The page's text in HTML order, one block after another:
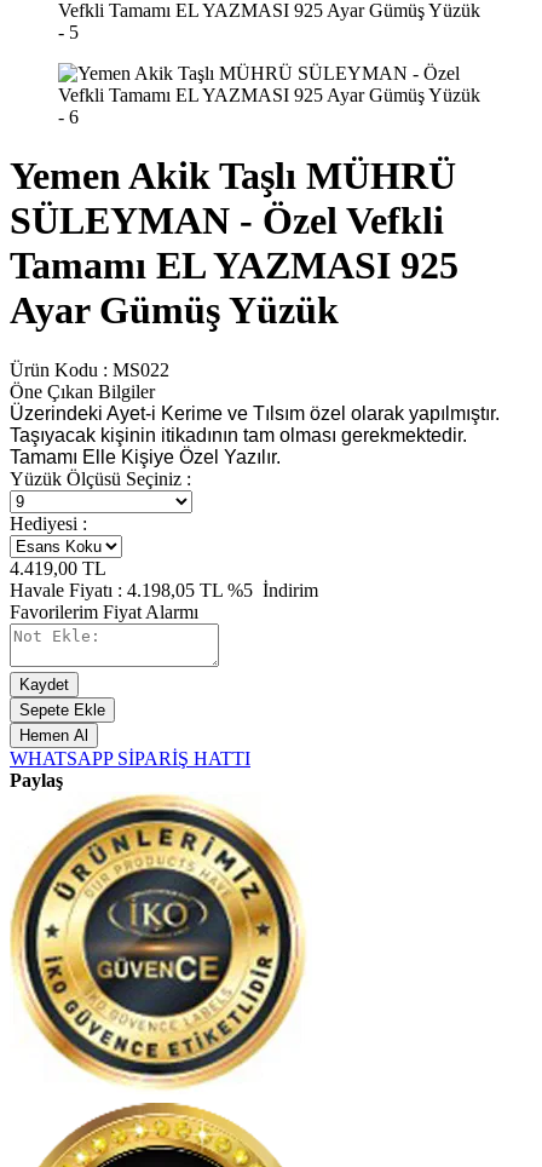
Yemen Akik Taşlı MÜHRÜ
SÜLEYMAN - Özel Vefkli
Tamamı EL YAZMASI 925
Ayar Gümüş Yüzük
Ürün Kodu : MS022
Öne Çıkan Bilgiler
Üzerindeki Ayet-i Kerime ve Tılsım özel olarak yapılmıştır.
Taşıyacak kişinin itikadının tam olması gerekmektedir.
Tamamı Elle Kişiye Özel Yazılır.
Yüzük Ölçüsü Seçiniz :
Hediyesi :
4.419,00 TL
Havale Fiyatı : 4.198,05 TL %5 İndirim
Favorilerim Fiyat Alarmı
Kaydet
Sepete Ekle
Hemen Al
WHATSAPP SİPARİŞ HATTI
Paylaş